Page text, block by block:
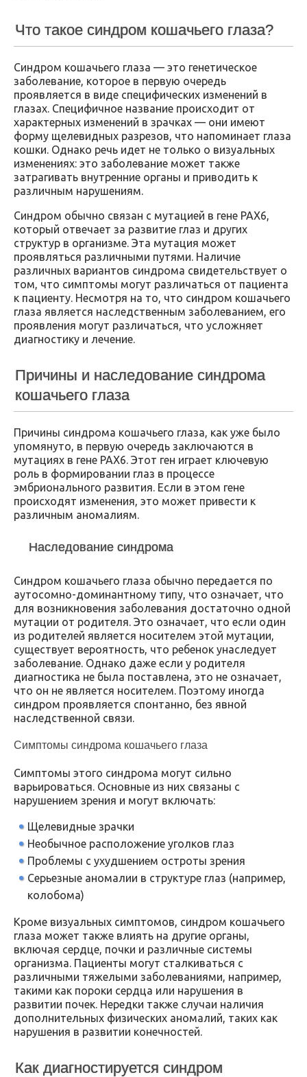
Что такое синдром кошачьего глаза?
Синдром кошачьего глаза — это генетическое
заболевание, которое в первую очередь
проявляется в виде специфических изменений в
глазах. Специфичное название происходит от
характерных изменений в зрачках — они имеют
форму щелевидных разрезов, что напоминает глаза
кошки. Однако речь идет не только о визуальных
изменениях: это заболевание может также
затрагивать внутренние органы и приводить к
различным нарушениям.
Синдром обычно связан с мутацией в гене PAX6,
который отвечает за развитие глаз и других
структур в организме. Эта мутация может
проявляться различными путями. Наличие
различных вариантов синдрома свидетельствует о
том, что симптомы могут различаться от пациента
к пациенту. Несмотря на то, что синдром кошачьего
глаза является наследственным заболеванием, его
проявления могут различаться, что усложняет
диагностику и лечение.
Причины и наследование синдрома
кошачьего глаза
Причины синдрома кошачьего глаза, как уже было
упомянуто, в первую очередь заключаются в
мутациях в гене PAX6. Этот ген играет ключевую
роль в формировании глаз в процессе
эмбрионального развития. Если в этом гене
происходят изменения, это может привести к
различным аномалиям.
Наследование синдрома
Синдром кошачьего глаза обычно передается по
аутосомно-доминантному типу, что означает, что
для возникновения заболевания достаточно одной
мутации от родителя. Это означает, что если один
из родителей является носителем этой мутации,
существует вероятность, что ребенок унаследует
заболевание. Однако даже если у родителя
диагностика не была поставлена, это не означает,
что он не является носителем. Поэтому иногда
синдром проявляется спонтанно, без явной
наследственной связи.
Симптомы синдрома кошачьего глаза
Симптомы этого синдрома могут сильно
варьироваться. Основные из них связаны с
нарушением зрения и могут включать:
Щелевидные зрачки
Необычное расположение уголков глаз
Проблемы с ухудшением остроты зрения
Серьезные аномалии в структуре глаз (например,
колобома)
Кроме визуальных симптомов, синдром кошачьего
глаза может также влиять на другие органы,
включая сердце, почки и различные системы
организма. Пациенты могут сталкиваться с
различными тяжелыми заболеваниями, например,
такими как пороки сердца или нарушения в
развитии почек. Нередки также случаи наличия
дополнительных физических аномалий, таких как
нарушения в развитии конечностей.
Как диагностируется синдром